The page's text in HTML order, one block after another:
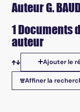
Auteur G.
1 Documents
auteur
Tris disponibles
Ajouter le
Affiner la